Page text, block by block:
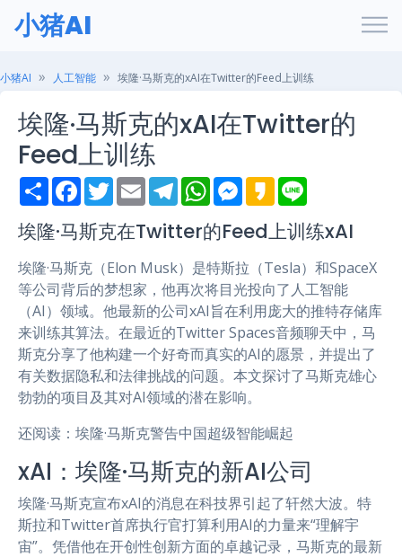
小猪AI
小猪AI 人工智能 埃隆·马斯克的xAI在Twitter的Feed上训练
埃隆·马斯克的xAI在Twitter的
Feed上训练
S
h
r
e
F
a
e
b
o
k
T
w
t
t
r
E
m
i
l
T
e
e
g
a
m
W
h
t
s
p
p
M
e
s
e
g
e
r
K
a
a
o
e
埃隆·马斯克在Twitter的Feed上训练xAI
埃隆·马斯克（Elon Musk）是特斯拉（Tesla）和SpaceX
等公司背后的梦想家，他再次将目光投向了人工智能
（AI）领域。他最新的公司xAI旨在利用庞大的推特存储库
来训练其算法。在最近的Twitter Spaces音频聊天中，马
斯克分享了他构建一个好奇而真实的AI的愿景，并提出了
有关数据隐私和法律挑战的问题。本文探讨了马斯克雄心
勃勃的项目及其对AI领域的潜在影响。
还阅读：埃隆·马斯克警告中国超级智能崛起
xAI：埃隆·马斯克的新AI公司
埃隆·马斯克宣布xAI的消息在科技界引起了轩然大波。特
斯拉和Twitter首席执行官打算利用AI的力量来“理解宇
宙”。凭借他在开创性创新方面的卓越记录，马斯克的最新